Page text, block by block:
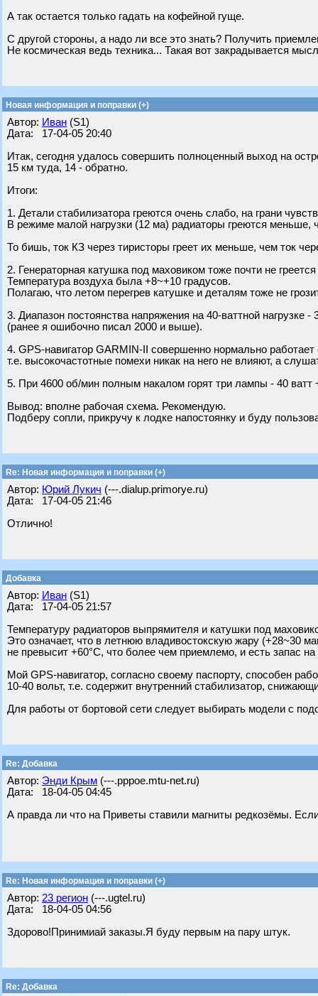
А так остается только гадать на кофейной гуще.
С другой стороны, а надо ли все это знать? Получить
Не космическая ведь техника... Такая вот закрадывается
Новая информация и поправки (+)
Автор: Иван (S1)
Дата: 17-04-05 20:40
Итак, сегодня удалось совершить полноценный выход на
15 км туда, 14 - обратно.
Итоги:
1. Детали стабилизатора греются очень слабо, на грани
В режиме малой нагрузки (12 ма) радиаторы греются
То бишь, ток КЗ через тиристоры греет их меньше, чем ток
2. Генераторная катушка под маховиком тоже почти не
Температура воздуха была +8~+10 градусов.
Полагаю, что летом перегрев катушке и деталям тоже не
3. Диапазон постоянства напряжения на 40-ваттной нагрузке
(ранее я ошибочно писал 2000 и выше).
4. GPS-навигатор GARMIN-II совершенно нормально работает
т.е. высокочастотные помехи никак на него не влияют, а
5. При 4600 об/мин полным накалом горят три лампы - 40 ватт
Вывод: вполне рабочая схема. Рекомендую.
Подберу сопли, прикручу к лодке напостоянку и буду
Re: Новая информация и поправки (+)
Автор: Юрий Лукич (---.dialup.primorye.ru)
Дата: 17-04-05 21:46
Отлично!
Добавка
Автор: Иван (S1)
Дата: 17-04-05 21:57
Температуру радиаторов выпрямителя и катушки под
Это означает, что в летнюю владивостокскую жару (+28~30
не превысит +60°C, что более чем приемлемо, и есть запас
Мой GPS-навигатор, согласно своему паспорту, способен
10-40 вольт, т.е. содержит внутренний стабилизатор,
Для работы от бортовой сети следует выбирать модели с
Re: Добавка
Автор: Энди Крым (---.pppoe.mtu-net.ru)
Дата: 18-04-05 04:45
А правда ли что на Приветы ставили магниты редкозёмы.
Re: Новая информация и поправки (+)
Автор: 23 регион (---.ugtel.ru)
Дата: 18-04-05 04:56
Здорово!Принимиай заказы.Я буду первым на пару штук.
Re: Добавка